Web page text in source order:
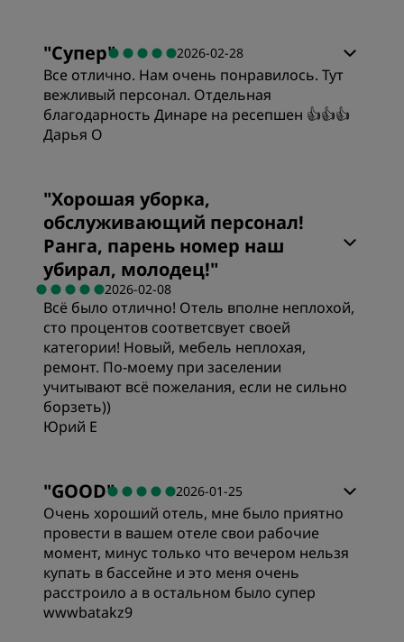
Цена/качество
Качество сна
Расположение
Чистота
Обслуживание
"Супер" 2026-02-28
Все отлично. Нам очень понравилось. Тут
вежливый персонал. Отдельная
благодарность Динаре на ресепшен 👍👍👍
Дарья О
"Хорошая уборка,
обслуживающий персонал!
Ранга, парень номер наш
убирал, молодец!"
2026-02-08
Всё было отлично! Отель вполне неплохой,
сто процентов соответсвует своей
категории! Новый, мебель неплохая,
ремонт. По-моему при заселении
учитывают всё пожелания, если не сильно
борзеть))
Юрий Е
Цена/качество
Качество сна
"GOOD" 2026-01-25
Очень хороший отель, мне было приятно
провести в вашем отеле свои рабочие
момент, минус только что вечером нельзя
купать в бассейне и это меня очень
расстроило а в остальном было супер
wwwbatakz9